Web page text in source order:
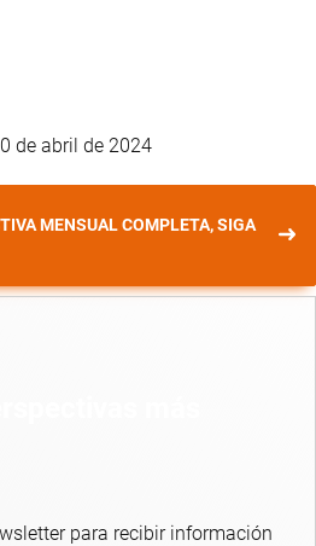
de abril de 2024
MENSUAL COMPLETA, SIGA
para recibir información